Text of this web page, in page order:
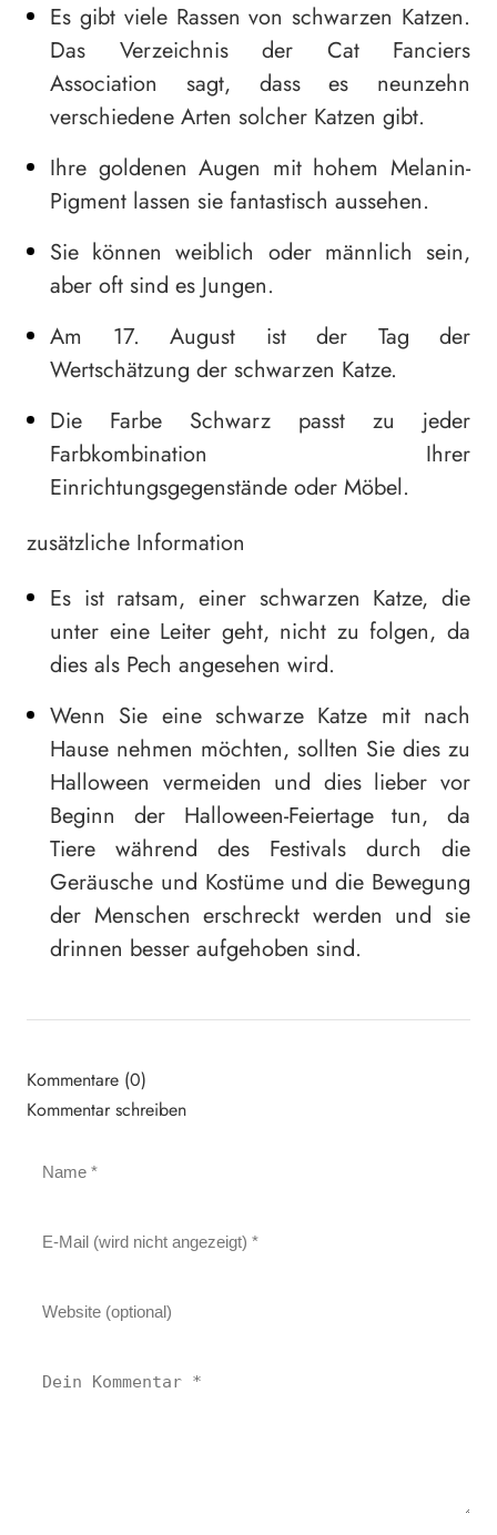
Es gibt viele Rassen von schwarzen Katzen.
Das Verzeichnis der Cat Fanciers
Association sagt, dass es neunzehn
verschiedene Arten solcher Katzen gibt.
Ihre goldenen Augen mit hohem Melanin-
Pigment lassen sie fantastisch aussehen.
Sie können weiblich oder männlich sein,
aber oft sind es Jungen.
Am 17. August ist der Tag der
Wertschätzung der schwarzen Katze.
Die Farbe Schwarz passt zu jeder
Farbkombination Ihrer
Einrichtungsgegenstände oder Möbel.
zusätzliche Information
Es ist ratsam, einer schwarzen Katze, die
unter eine Leiter geht, nicht zu folgen, da
dies als Pech angesehen wird.
Wenn Sie eine schwarze Katze mit nach
Hause nehmen möchten, sollten Sie dies zu
Halloween vermeiden und dies lieber vor
Beginn der Halloween-Feiertage tun, da
Tiere während des Festivals durch die
Geräusche und Kostüme und die Bewegung
der Menschen erschreckt werden und sie
drinnen besser aufgehoben sind.
Kommentare (0)
Kommentar schreiben